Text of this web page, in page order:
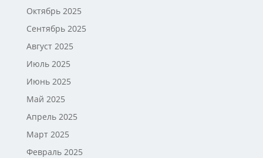
Октябрь 2025
Сентябрь 2025
Август 2025
Июль 2025
Июнь 2025
Май 2025
Апрель 2025
Март 2025
Февраль 2025